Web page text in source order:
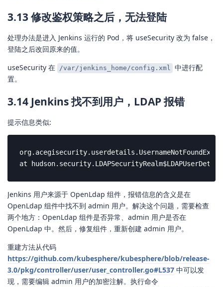
3.13 修改鉴权策略之后，无法登陆
处理办法是进入 Jenkins 运行的 Pod，将 useSecurity 改为 false，
登陆之后改回原来的值。
useSecurity 在 /var/jenkins_home/config.xml 中进行配
置。
3.14 Jenkins 找不到用户，LDAP 报错
提示信息类似:
at
Jenkins 用户来源于 OpenLdap 组件，报错信息的含义是在
OpenLdap 组件中找不到 admin 用户。解决这个问题，需要检查
两个地方：OpenLdap 组件是否异常、admin 用户是否在
OpenLdap 中。然后，修复组件，重新创建 admin 用户。
重建方法从代码
https://github.com/kubesphere/kubesphere/blob/release-
3.0/pkg/controller/user/user_controller.go#L537 中可以发
现，需要编辑 admin 用户的加密注解。执行命令